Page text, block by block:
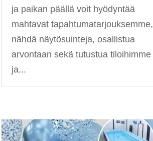
ja paikan päällä voit hyödyntää
mahtavat tapahtumatarjouksemme,
nähdä näytösuinteja, osallistua
arvontaan sekä tutustua tiloihimme
ja...